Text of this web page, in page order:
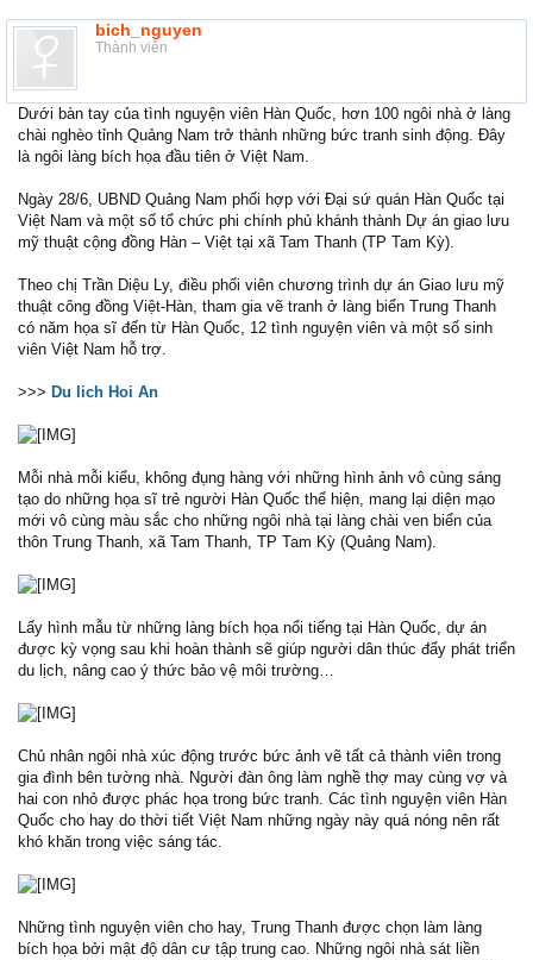
bich_nguyen
Thành viên
Dưới bàn tay của tình nguyện viên Hàn Quốc, hơn 100 ngôi nhà ở làng
chài nghèo tỉnh Quảng Nam trở thành những bức tranh sinh động. Đây
là ngôi làng bích họa đầu tiên ở Việt Nam.
Ngày 28/6, UBND Quảng Nam phối hợp với Đại sứ quán Hàn Quốc tại
Việt Nam và một số tổ chức phi chính phủ khánh thành Dự án giao lưu
mỹ thuật cộng đồng Hàn – Việt tại xã Tam Thanh (TP Tam Kỳ).
Theo chị Trần Diệu Ly, điều phối viên chương trình dự án Giao lưu mỹ
thuật công đồng Việt-Hàn, tham gia vẽ tranh ở làng biển Trung Thanh
có năm họa sĩ đến từ Hàn Quốc, 12 tình nguyện viên và một số sinh
viên Việt Nam hỗ trợ.
>>> Du lich Hoi An
Mỗi nhà mỗi kiểu, không đụng hàng với những hình ảnh vô cùng sáng
tạo do những họa sĩ trẻ người Hàn Quốc thể hiện, mang lại diện mạo
mới vô cùng màu sắc cho những ngôi nhà tại làng chài ven biển của
thôn Trung Thanh, xã Tam Thanh, TP Tam Kỳ (Quảng Nam).
Lấy hình mẫu từ những làng bích họa nổi tiếng tại Hàn Quốc, dự án
được kỳ vọng sau khi hoàn thành sẽ giúp người dân thúc đẩy phát triển
du lịch, nâng cao ý thức bảo vệ môi trường…
Chủ nhân ngôi nhà xúc động trước bức ảnh vẽ tất cả thành viên trong
gia đình bên tường nhà. Người đàn ông làm nghề thợ may cùng vợ và
hai con nhỏ được phác họa trong bức tranh. Các tình nguyện viên Hàn
Quốc cho hay do thời tiết Việt Nam những ngày này quá nóng nên rất
khó khăn trong việc sáng tác.
Những tình nguyện viên cho hay, Trung Thanh được chọn làm làng
bích họa bởi mật độ dân cư tập trung cao. Những ngôi nhà sát liền